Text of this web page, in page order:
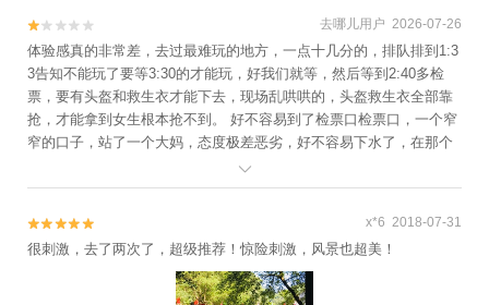
安地仙源谷漂流+武义欢乐山寨农庄+武义花
溪十八湾+义乌马溪+义乌国际商贸城+清明
上河图+永康森林公园+寿仙谷漂流+龙山景
区+永康云溪村+九峰山风景区+横店梦幻谷
水世界+九峰温泉+牛头山梦温泉+金华寺森
林公园+中华舞龙故乡景区+方岩风景名胜区
+义乌拓展训练+花园游乐园+石鼓寮风景区
村+兰溪马坞村杨梅庄园+浦江游轮+义乌梅
湖极爽水世界乐园+义乌幸福湖水库+璟园古
民居博物馆+灵江源森林公园+灵江源景区

 去哪儿用户 2026-07-26
体验感真的非常差，去过最难玩的地方，一点十几分的，排队排到1:3
3告知不能玩了要等3:30的才能玩，好我们就等，然后等到2:40多检
票，要有头盔和救生衣才能下去，现场乱哄哄的，头盔救生衣全部靠
抢，才能拿到女生根本抢不到。 好不容易到了检票口检票口，一个窄
窄的口子，站了一个大妈，态度极差恶劣，好不容易下水了，在那个
出发的泡饺子等了一个多小时才陆陆续续开闸放人， 全程除了两个刺
激一点的90度的坡，其余地方全是平缓的，体验感真的是极差了， 如
可以来 如果你在别的平台看到了一样的评论那是我和我的朋友们一起
去的 全部大实话


 x*6 2018-07-31
很刺激，去了两次了，超级推荐！惊险刺激，风景也超美！